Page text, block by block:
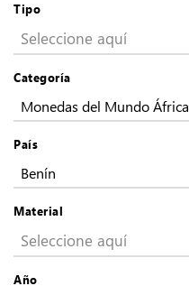
Tipo
Seleccione aquí
Categoría
Monedas del Mundo África
País
Benín
Material
Seleccione aquí
Año